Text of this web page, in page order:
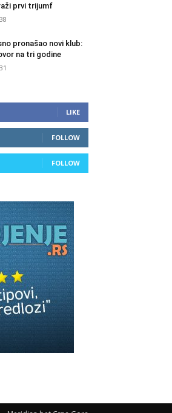
prvi trijumf
pronašao novi klub:
na tri godine
LIKE
FOLLOW
FOLLOW